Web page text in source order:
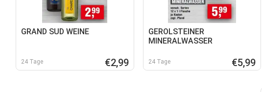
GRAND SUD WEINE
24 Tage €2,99
GEROLSTEINER
MINERALWASSER
24 Tage €5,99